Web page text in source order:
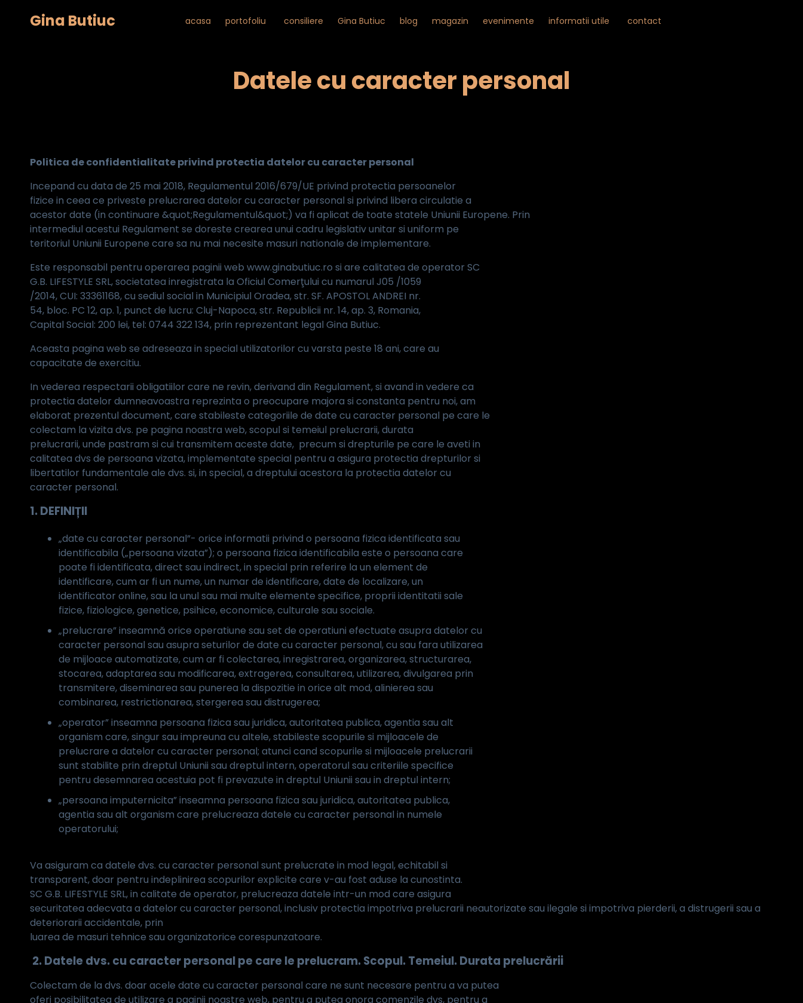
Gina Butiuc acasa portofoliu consiliere Gina Butiuc blog magazin evenimente informatii utile contact
Datele cu caracter personal
Politica de confidentialitate privind protectia datelor cu caracter personal
Incepand cu data de 25 mai 2018, Regulamentul 2016/679/UE privind protectia persoanelor
fizice in ceea ce priveste prelucrarea datelor cu caracter personal si privind libera circulatie a
acestor date (in continuare &quot;Regulamentul&quot;) va fi aplicat de toate statele Uniunii Europene. Prin
intermediul acestui Regulament se doreste crearea unui cadru legislativ unitar si uniform pe
teritoriul Uniunii Europene care sa nu mai necesite masuri nationale de implementare.
Este responsabil pentru operarea paginii web www.ginabutiuc.ro si are calitatea de operator SC
G.B. LIFESTYLE SRL, societatea inregistrata la Oficiul Comerţului cu numarul J05 /1059
/2014, CUI: 33361168, cu sediul social in Municipiul Oradea, str. SF. APOSTOL ANDREI nr.
54, bloc. PC 12, ap. 1, punct de lucru: Cluj-Napoca, str. Republicii nr. 14, ap. 3, Romania,
Capital Social: 200 lei, tel: 0744 322 134, prin reprezentant legal Gina Butiuc.
Aceasta pagina web se adreseaza in special utilizatorilor cu varsta peste 18 ani, care au
capacitate de exercitiu.
In vederea respectarii obligatiilor care ne revin, derivand din Regulament, si avand in vedere ca
protectia datelor dumneavoastra reprezinta o preocupare majora si constanta pentru noi, am
elaborat prezentul document, care stabileste categoriile de date cu caracter personal pe care le
colectam la vizita dvs. pe pagina noastra web, scopul si temeiul prelucrarii, durata
prelucrarii, unde pastram si cui transmitem aceste date, precum si drepturile pe care le aveti in
calitatea dvs de persoana vizata, implementate special pentru a asigura protectia drepturilor si
libertatilor fundamentale ale dvs. si, in special, a dreptului acestora la protectia datelor cu
caracter personal.
1. DEFINIȚII
„date cu caracter personal”- orice informatii privind o persoana fizica identificata sau
identificabila („persoana vizata”); o persoana fizica identificabila este o persoana care
poate fi identificata, direct sau indirect, in special prin referire la un element de
identificare, cum ar fi un nume, un numar de identificare, date de localizare, un
identificator online, sau la unul sau mai multe elemente specifice, proprii identitatii sale
fizice, fiziologice, genetice, psihice, economice, culturale sau sociale.
„prelucrare” inseamnă orice operatiune sau set de operatiuni efectuate asupra datelor cu
caracter personal sau asupra seturilor de date cu caracter personal, cu sau fara utilizarea
de mijloace automatizate, cum ar fi colectarea, inregistrarea, organizarea, structurarea,
stocarea, adaptarea sau modificarea, extragerea, consultarea, utilizarea, divulgarea prin
transmitere, diseminarea sau punerea la dispozitie in orice alt mod, alinierea sau
combinarea, restrictionarea, stergerea sau distrugerea;
„operator” inseamna persoana fizica sau juridica, autoritatea publica, agentia sau alt
organism care, singur sau impreuna cu altele, stabileste scopurile si mijloacele de
prelucrare a datelor cu caracter personal; atunci cand scopurile si mijloacele prelucrarii
sunt stabilite prin dreptul Uniunii sau dreptul intern, operatorul sau criteriile specifice
pentru desemnarea acestuia pot fi prevazute in dreptul Uniunii sau in dreptul intern;
„persoana imputernicita” inseamna persoana fizica sau juridica, autoritatea publica,
agentia sau alt organism care prelucreaza datele cu caracter personal in numele
operatorului;
Va asiguram ca datele dvs. cu caracter personal sunt prelucrate in mod legal, echitabil si
transparent, doar pentru indeplinirea scopurilor explicite care v-au fost aduse la cunostinta.
SC G.B. LIFESTYLE SRL, in calitate de operator, prelucreaza datele intr-un mod care asigura
securitatea adecvata a datelor cu caracter personal, inclusiv protectia impotriva prelucrarii neautorizate sau ilegale si impotriva pierderii, a distrugerii sau a
deteriorarii accidentale, prin
luarea de masuri tehnice sau organizatorice corespunzatoare.
2. Datele dvs. cu caracter personal pe care le prelucram. Scopul. Temeiul. Durata prelucrării
Colectam de la dvs. doar acele date cu caracter personal care ne sunt necesare pentru a va putea
oferi posibilitatea de utilizare a paginii noastre web, pentru a putea onora comenzile dvs, pentru a